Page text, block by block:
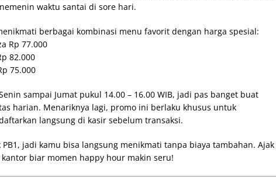
waktu santai di sore hari.
berbagai kombinasi menu favorit dengan harga spesial:
Rp 77.000
82.000
75.000
sampai Jumat pukul 14.00 – 16.00 WIB, jadi pas banget buat
harian. Menariknya lagi, promo ini berlaku khusus untuk
langsung di kasir sebelum transaksi.
jadi kamu bisa langsung menikmati tanpa biaya tambahan. Ajak
biar momen happy hour makin seru!